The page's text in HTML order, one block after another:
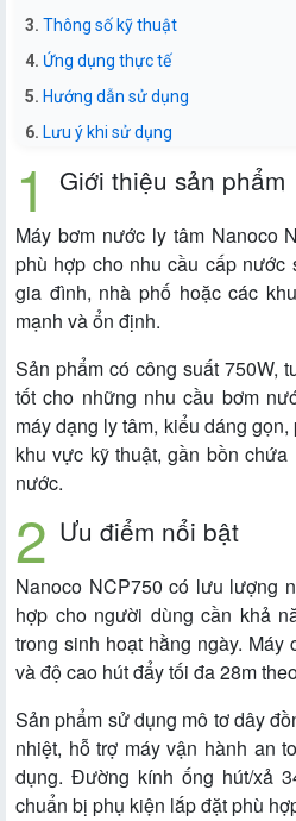
Thông số kỹ thuật
Ứng dụng thực tế
Hướng dẫn sử dụng
Lưu ý khi sử dụng
Giới thiệu sản phẩm
Máy bơm nước ly tâm Nanoco
phù hợp cho nhu cầu cấp nước
gia đình, nhà phố hoặc các
mạnh và ổn định.
Sản phẩm có công suất 750W,
tốt cho những nhu cầu bơm
máy dạng ly tâm, kiểu dáng
khu vực kỹ thuật, gần bồn
nước.
Ưu điểm nổi bật
Nanoco NCP750 có lưu lượng
hợp cho người dùng cần khả
trong sinh hoạt hằng ngày.
và độ cao hút đẩy tối đa 28m
Sản phẩm sử dụng mô tơ dây
nhiệt, hỗ trợ máy vận hành an
dụng. Đường kính ống hút/xả
chuẩn bị phụ kiện lắp đặt phù